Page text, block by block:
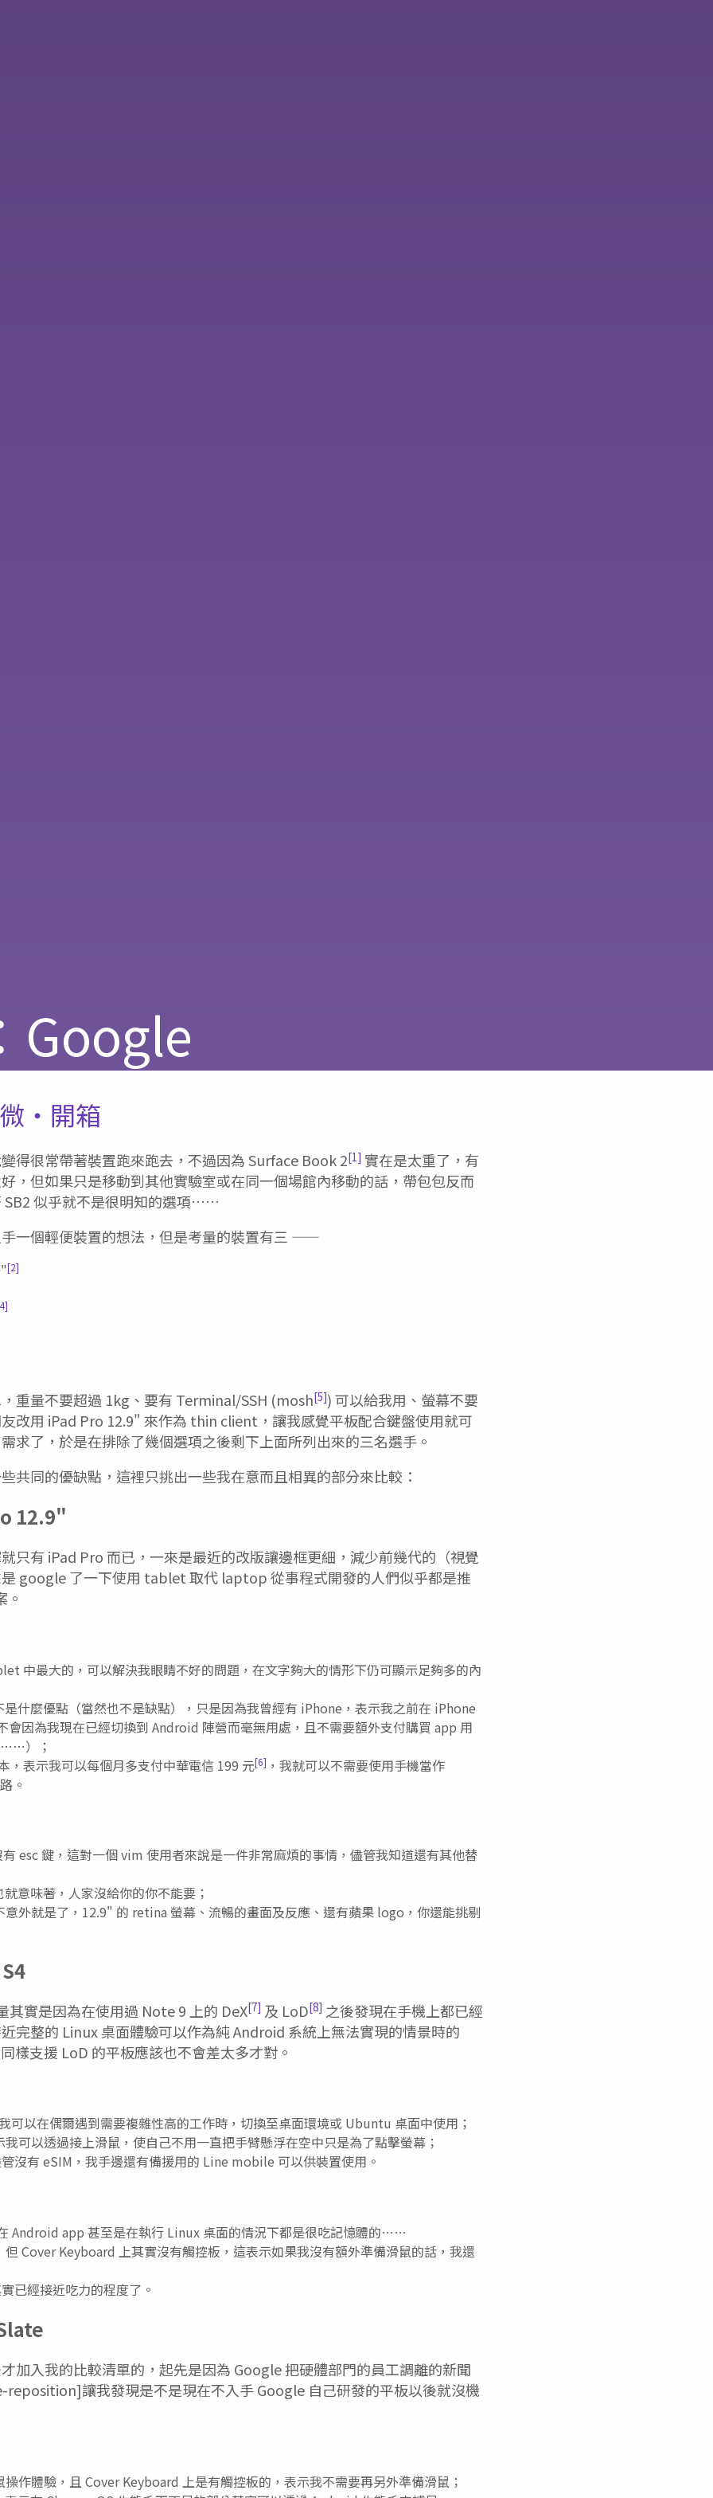
Google
・開箱
得很常帶著裝置跑來跑去，不過因為 Surface Book 2[1] 實在是太重了，有
，但如果只是移動到其他實驗室或在同一個場館內移動的話，帶包包反而
SB2 似乎就不是很明知的選項……
一個輕便裝置的想法，但是考量的裝置有三 ——
[2]
重量不要超過 1kg、要有 Terminal/SSH (mosh[5]) 可以給我用、螢幕不要
改用 iPad Pro 12.9" 來作為 thin client，讓我感覺平板配合鍵盤使用就可
求了，於是在排除了幾個選項之後剩下上面所列出來的三名選手。
共同的優缺點，這裡只挑出一些我在意而且相異的部分來比較：
12.9"
只有 iPad Pro 而已，一來是最近的改版讓邊框更細，減少前幾代的（視覺
google 了一下使用 tablet 取代 laptop 從事程式開發的人們似乎都是推
。
中最大的，可以解決我眼睛不好的問題，在文字夠大的情形下仍可顯示足夠多的內
什麼優點（當然也不是缺點），只是因為我曾經有 iPhone，表示我之前在 iPhone
會因為我現在已經切換到 Android 陣營而毫無用處，且不需要額外支付購買 app 用
……）；
，表示我可以每個月多支付中華電信 199 元[6] ，我就可以不需要使用手機當作
。
esc 鍵，這對一個 vim 使用者來說是一件非常麻煩的事情，儘管我知道還有其他替
意味著，人家沒給你的你不能要；
意外就是了，12.9" 的 retina 螢幕、流暢的畫面及反應、還有蘋果 logo，你還能挑剔
其實是因為在使用過 Note 9 上的 DeX[7] 及 LoD[8] 之後發現在手機上都已經
完整的 Linux 桌面體驗可以作為純 Android 系統上無法實現的情景時的
樣支援 LoD 的平板應該也不會差太多才對。
可以在偶爾遇到需要複雜性高的工作時，切換至桌面環境或 Ubuntu 桌面中使用；
可以透過接上滑鼠，使自己不用一直把手臂懸浮在空中只是為了點擊螢幕；
沒有 eSIM，我手邊還有備援用的 Line mobile 可以供裝置使用。
Android app 甚至是在執行 Linux 桌面的情況下都是很吃記憶體的……
Cover Keyboard 上其實沒有觸控板，這表示如果我沒有額外準備滑鼠的話，我還
已經接近吃力的程度了。
加入我的比較清單的，起先是因為 Google 把硬體部門的員工調離的新聞
讓我發現是不是現在不入手 Google 自己研發的平板以後就沒機
作體驗，且 Cover Keyboard 上是有觸控板的，表示我不需要再另外準備滑鼠；